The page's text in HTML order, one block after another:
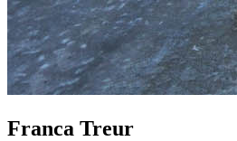
Franca Treur